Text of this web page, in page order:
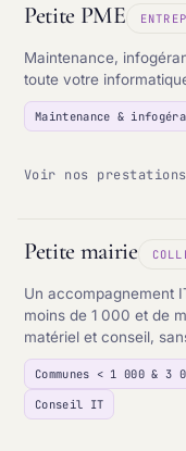
Petite PME
Maintenance,
toute votre
Maintenance &
Voir nos prestations
Petite mairie
Un accompagnement
moins de 1 000 et de
matériel et conseil,
Communes < 1 000 & 3
Conseil IT